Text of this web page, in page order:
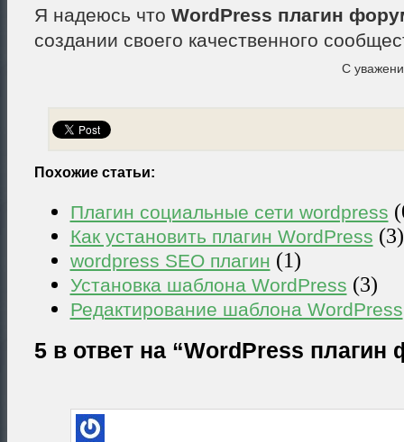
Я надеюсь что WordPress плагин
создании своего качественного
С
Похожие статьи:
Плагин социальные сети wordpress
Как установить плагин WordPress (3)
wordpress SEO плагин (1)
Установка шаблона WordPress (3)
Редактирование шаблона WordPress
5 в ответ на “WordPress плагин